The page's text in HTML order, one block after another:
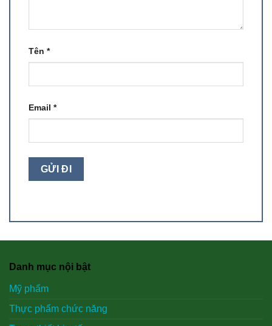
Tên *
Email *
Danh mục nội bật
Mỹ phẩm
Thực phẩm chức năng